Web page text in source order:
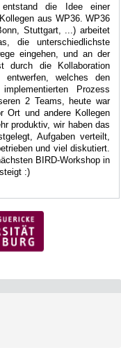
die Idee einer
aus WP36. WP36
Stuttgart, ...) arbeitet
die unterschiedlichste
eingehen, und an der
durch die Kollaboration
welches den
Prozess
2 Teams, heute war
Ort und andere Kollegen
produktiv, wir haben das
Aufgaben verteilt,
und viel diskutiert.
BIRD-Workshop in
:)